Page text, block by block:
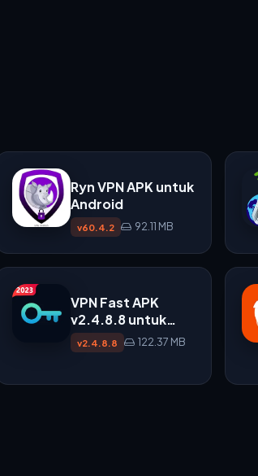
Ryn VPN APK untuk
Android
v60.4.2 92.11 MB
VPN Fast APK
v2.4.8.8 untuk
Android
v2.4.8.8 122.37 MB